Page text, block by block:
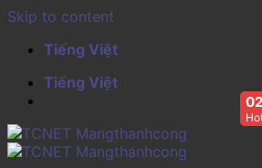
Skip to content
Tiếng Việt
Tiếng Việt